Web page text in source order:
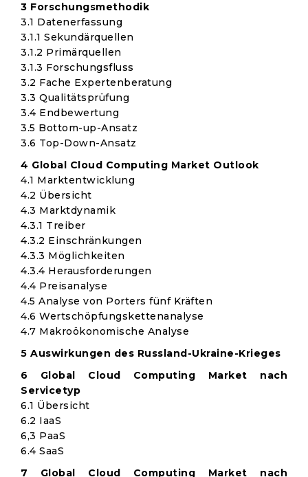
3 Forschungsmethodik
3.1 Datenerfassung
3.1.1 Sekundärquellen
3.1.2 Primärquellen
3.1.3 Forschungsfluss
3.2 Fache Expertenberatung
3.3 Qualitätsprüfung
3.4 Endbewertung
3.5 Bottom-up-Ansatz
3.6 Top-Down-Ansatz
4 Global Cloud Computing Market Outlook
4.1 Marktentwicklung
4.2 Übersicht
4.3 Marktdynamik
4.3.1 Treiber
4.3.2 Einschränkungen
4.3.3 Möglichkeiten
4.3.4 Herausforderungen
4.4 Preisanalyse
4.5 Analyse von Porters fünf Kräften
4.6 Wertschöpfungskettenanalyse
4.7 Makroökonomische Analyse
5 Auswirkungen des Russland-Ukraine-Krieges
6 Global Cloud Computing Market nach
Servicetyp
6.1 Übersicht
6.2 IaaS
6,3 PaaS
6.4 SaaS
7 Global Cloud Computing Market nach